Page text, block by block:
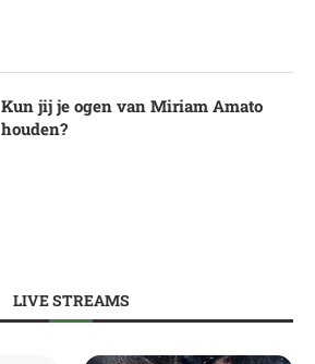
Kun jij je ogen van Miriam Amato
houden?
LIVE STREAMS